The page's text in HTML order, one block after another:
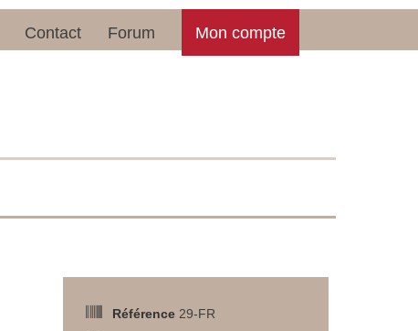
Mon compte
Forum
Contact
Référence 29-FR